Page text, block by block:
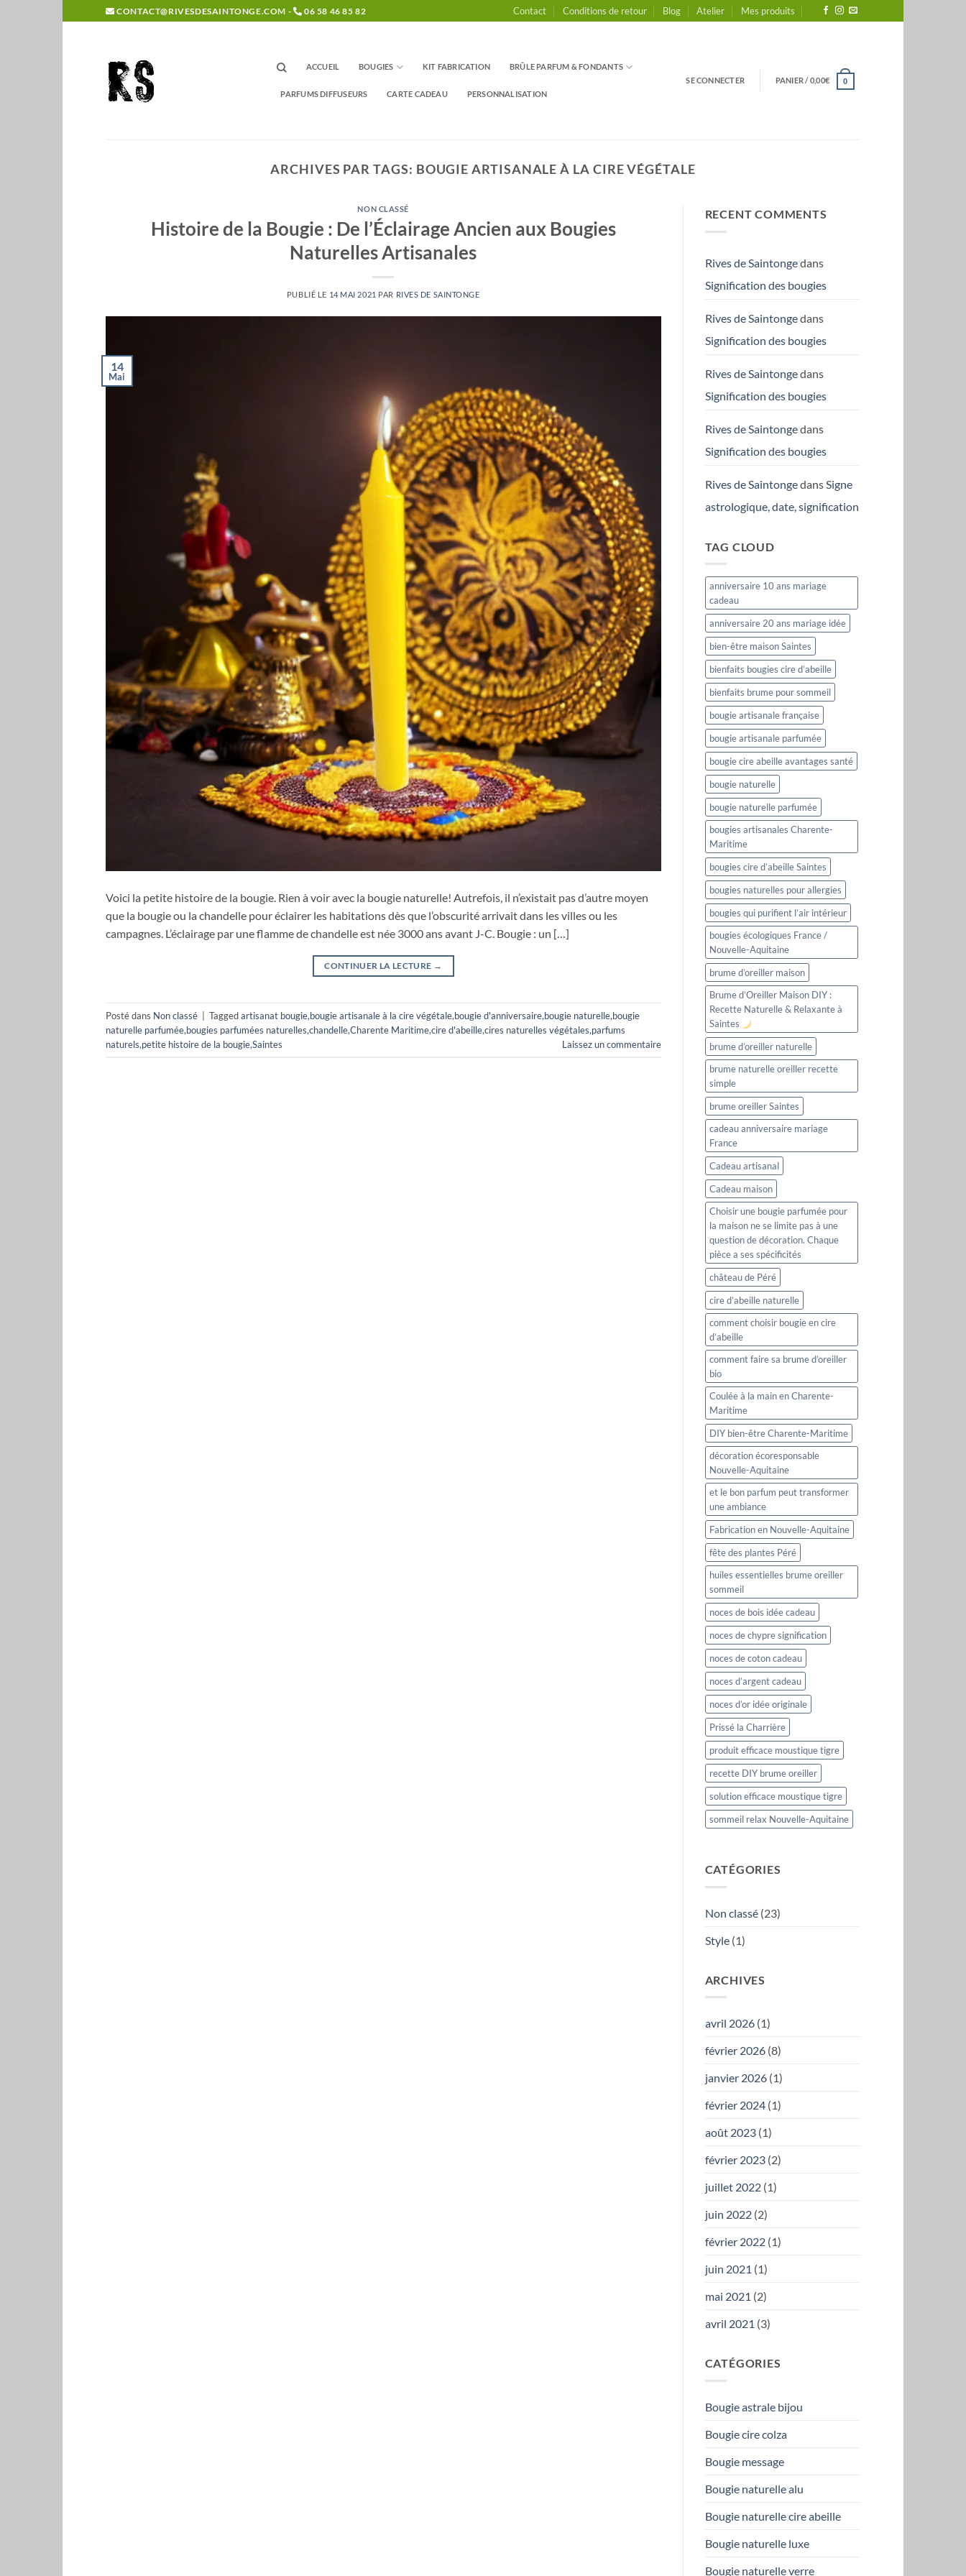
au
CONTACT@RIVESDESAINTONGE.COM - 06 58 46 85 82 Contact Conditions de retour Blog Atelier Mes produits
ACCUEIL BOUGIES KIT FABRICATION BRÛLE PARFUM & FONDANTS
PARFUMS DIFFUSEURS CARTE CADEAU PERSONNALISATION
SE CONNECTER PANIER /0,00€ 0
ARCHIVES PAR TAGS: BOUGIE ARTISANALE À LA CIRE VÉGÉTALE
NON CLASSÉ
Histoire de la Bougie : De l’Éclairage Ancien aux Bougies
Naturelles Artisanales
PUBLIÉ LE 14 MAI 2021 PAR RIVES DE SAINTONGE
14
Mai
Voici la petite histoire de la bougie. Rien à voir avec la bougie naturelle! Autrefois, il n’existait pas d’autre moyen
que la bougie ou la chandelle pour éclairer les habitations dès que l’obscurité arrivait dans les villes ou les
campagnes. L’éclairage par une flamme de chandelle est née 3000 ans avant J-C. Bougie : un […]
CONTINUER LA LECTURE →
Posté dans Non classé Taggedartisanat bougie,bougie artisanale à la cire végétale,bougie d'anniversaire,bougie naturelle,bougie
naturelle parfumée,bougies parfumées naturelles,chandelle,Charente Maritime,cire d'abeille,cires naturelles végétales,parfums
naturels,petite histoire de la bougie,Saintes Laissez un commentaire
RECENT COMMENTS
Rives de Saintongedans
Signification des bougies
Rives de Saintongedans
Signification des bougies
Rives de Saintongedans
Signification des bougies
Rives de Saintongedans
Signification des bougies
Rives de Saintongedans Signe
astrologique, date, signification
TAG CLOUD
anniversaire 10 ans mariage
cadeau
anniversaire 20 ans mariage idée
bien-être maison Saintes
bienfaits bougies cire d’abeille
bienfaits brume pour sommeil
bougie artisanale française
bougie artisanale parfumée
bougie cire abeille avantages santé
bougie naturelle
bougie naturelle parfumée
bougies artisanales Charente-
Maritime
bougies cire d’abeille Saintes
bougies naturelles pour allergies
bougies qui purifient l’air intérieur
bougies écologiques France /
Nouvelle-Aquitaine
brume d’oreiller maison
Brume d’Oreiller Maison DIY :
Recette Naturelle & Relaxante à
Saintes
brume d’oreiller naturelle
brume naturelle oreiller recette
simple
brume oreiller Saintes
cadeau anniversaire mariage
France
Cadeau artisanal
Cadeau maison
Choisir une bougie parfumée pour
la maison ne se limite pas à une
question de décoration. Chaque
pièce a ses spécificités
château de Péré
cire d’abeille naturelle
comment choisir bougie en cire
d’abeille
comment faire sa brume d’oreiller
bio
Coulée à la main en Charente-
Maritime
DIY bien-être Charente-Maritime
décoration écoresponsable
Nouvelle-Aquitaine
et le bon parfum peut transformer
une ambiance
Fabrication en Nouvelle-Aquitaine
fête des plantes Péré
huiles essentielles brume oreiller
sommeil
noces de bois idée cadeau
noces de chypre signification
noces de coton cadeau
noces d’argent cadeau
noces d’or idée originale
Prissé la Charrière
produit efficace moustique tigre
recette DIY brume oreiller
solution efficace moustique tigre
sommeil relax Nouvelle-Aquitaine
CATÉGORIES
Non classé(23)
Style(1)
ARCHIVES
avril 2026(1)
février 2026(8)
janvier 2026(1)
février 2024(1)
août 2023(1)
février 2023(2)
juillet 2022(1)
juin 2022(2)
février 2022(1)
juin 2021 (1)
mai 2021 (2)
avril 2021 (3)
CATÉGORIES
Bougie astrale bijou
Bougie cire colza
Bougie message
Bougie naturelle alu
Bougie naturelle cire abeille
Bougie naturelle luxe
Bougie naturelle verre